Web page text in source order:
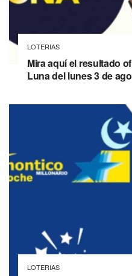
LOTERIAS
Mira aquí el resultado
Luna del lunes 3 de
LOTERIAS